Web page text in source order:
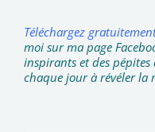
Téléchargez
moi sur ma page
inspirants et des
chaque jour à révéler la